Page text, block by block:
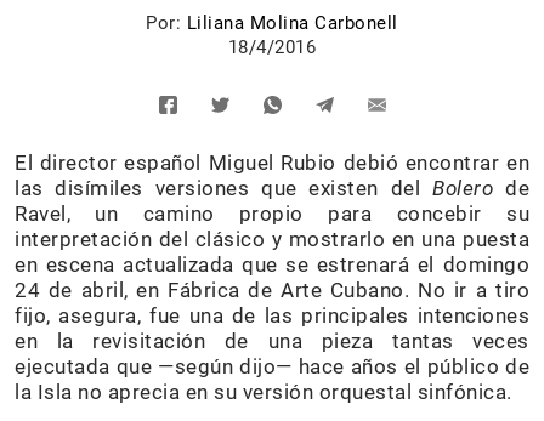
Por: Liliana Molina Carbonell
18/4/2016
El director español Miguel Rubio debió encontrar en
las disímiles versiones que existen delBolero de
Ravel, un camino propio para concebir su
interpretación del clásico y mostrarlo en una puesta
en escena actualizada que se estrenará el domingo
24 de abril, en Fábrica de Arte Cubano. No ir a tiro
fijo, asegura, fue una de las principales intenciones
en la revisitación de una pieza tantas veces
ejecutada que —según dijo— hace años el público de
la Isla no aprecia en su versión orquestal sinfónica.